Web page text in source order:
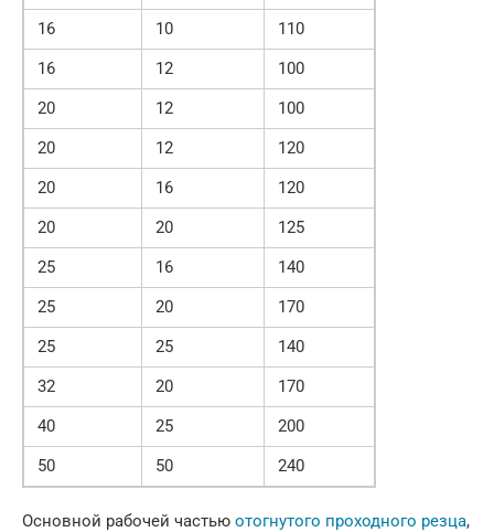
16
10
110
16
12
100
20
12
100
20
12
120
20
16
120
20
20
125
25
16
140
25
20
170
25
25
140
32
20
170
40
25
200
50
50 240
Основной рабочей частью отогнутого проходного резца,